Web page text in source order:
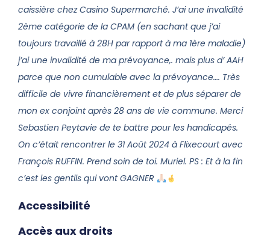
caissière chez Casino Supermarché. J’ai une invalidité
2ème catégorie de la CPAM (en sachant que j’ai
toujours travaillé à 28H par rapport à ma 1ère maladie)
j’ai une invalidité de ma prévoyance,. mais plus d’ AAH
parce que non cumulable avec la prévoyance…. Très
difficile de vivre financièrement et de plus séparer de
mon ex conjoint après 28 ans de vie commune. Merci
Sebastien Peytavie de te battre pour les handicapés.
On c’était rencontrer le 31 Août 2024 à Flixecourt avec
François RUFFIN. Prend soin de toi. Muriel. PS : Et à la fin
c’est les gentils qui vont GAGNER
Accessibilité
Accès aux droits